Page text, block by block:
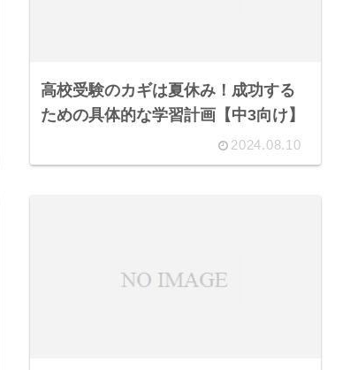
高校受験のカギは夏休み！成功する
ための具体的な学習計画【中3向け】
2024.08.10